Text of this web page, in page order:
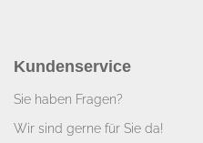
Kundenservice
Sie haben Fragen?
Wir sind gerne für Sie da!